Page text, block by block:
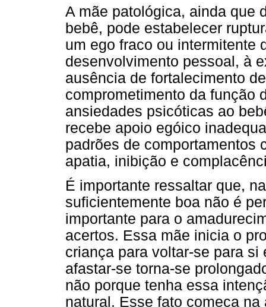
A mãe patológica, ainda que
bebê, pode estabelecer
um ego fraco ou intermitente
desenvolvimento pessoal, à
ausência de fortalecimento
comprometimento da função
ansiedades psicóticas ao
recebe apoio egóico
padrões de comportamentos
apatia, inibição e
É importante ressaltar que,
suficientemente boa não é
importante para o
acertos. Essa mãe inicia o
criança para voltar-se para
afastar-se torna-se
não porque tenha essa
natural. Esse fato começa